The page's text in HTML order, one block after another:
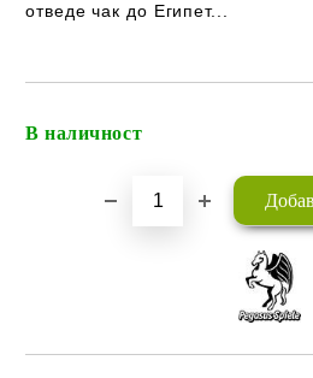
отведе чак до Египет...
В наличност